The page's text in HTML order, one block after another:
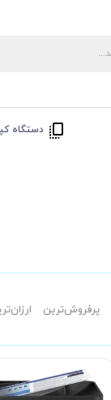
دستگاه
پرفروش‌ترین